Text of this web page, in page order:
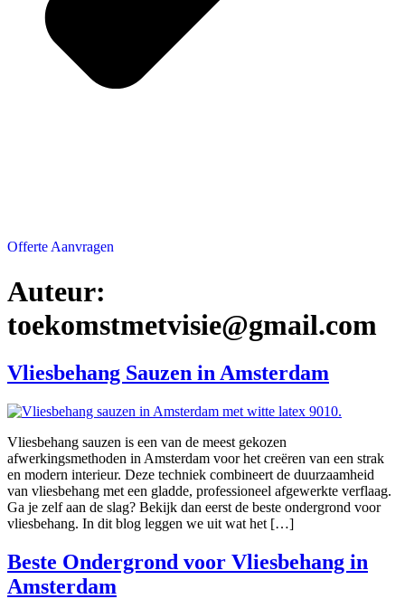
Offerte Aanvragen
Auteur:
toekomstmetvisie@gmail.com
Vliesbehang Sauzen in Amsterdam
Vliesbehang sauzen is een van de meest gekozen
afwerkingsmethoden in Amsterdam voor het creëren van een strak
en modern interieur. Deze techniek combineert de duurzaamheid
van vliesbehang met een gladde, professioneel afgewerkte verflaag.
Ga je zelf aan de slag? Bekijk dan eerst de beste ondergrond voor
vliesbehang. In dit blog leggen we uit wat het […]
Beste Ondergrond voor Vliesbehang in
Amsterdam